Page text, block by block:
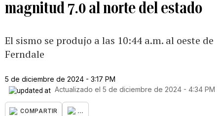
magnitud 7.0 al norte del estado
El sismo se produjo a las 10:44 a.m. al oeste de
Ferndale
5 de diciembre de 2024 - 3:17 PM
Actualizado el 5 de diciembre de 2024 - 4:34 PM
COMPARTIR ...